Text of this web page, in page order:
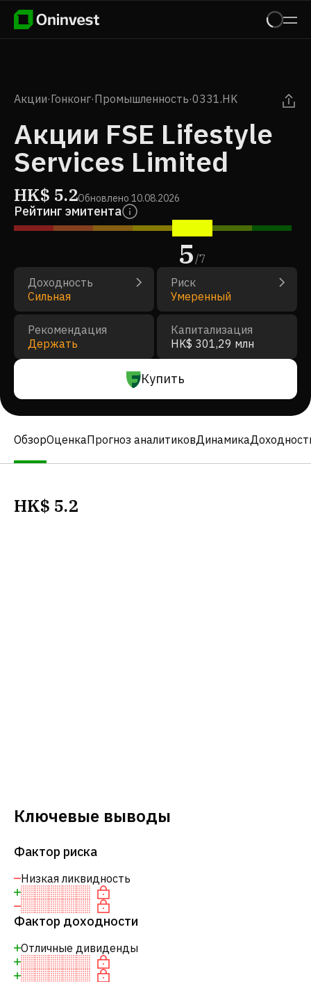
Акции·Гонконг·Промышленность·0331.HK
Акции FSE Lifestyle
Services Limited
HK$ 5.2Обновлено 10.08.2026
Рейтинг эмитента
5/7
Доходность
Сильная
Риск
Умеренный
Рекомендация
Держать
Капитализация
HK$ 301,29 млн
Купить
ОбзорОценкаПрогноз аналитиковДинамика
HK$ 5.2
Ключевые выводы
Фактор риска
Низкая ликвидность
Фактор доходности
Отличные дивиденды